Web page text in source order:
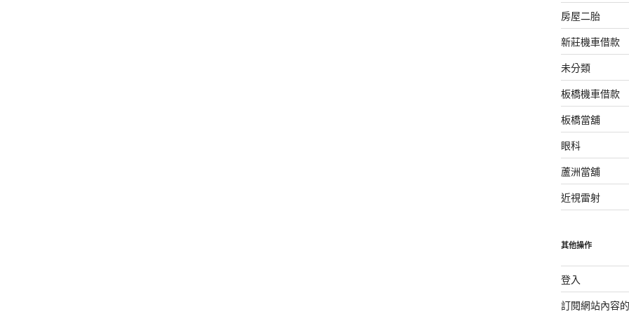
房屋二胎
新莊機車借款
未分類
板橋機車借款
板橋當舖
眼科
蘆洲當舖
近視雷射
其他操作
登入
訂閱網站內容